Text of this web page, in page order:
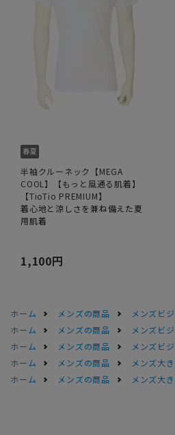
半袖クルーネック【MEGA
COOL】【もっと風通る肌着】
【TioTio PREMIUM】
着心地と涼しさを兼ね備えた夏
用肌着
1,100円
ホーム メンズの商品 メンズビ
ホーム
メンズの商品 メンズビ
ホーム
メンズの商品 メンズビ
ホーム
メンズの商品 メンズ大
ホーム
メンズの商品 メンズ大